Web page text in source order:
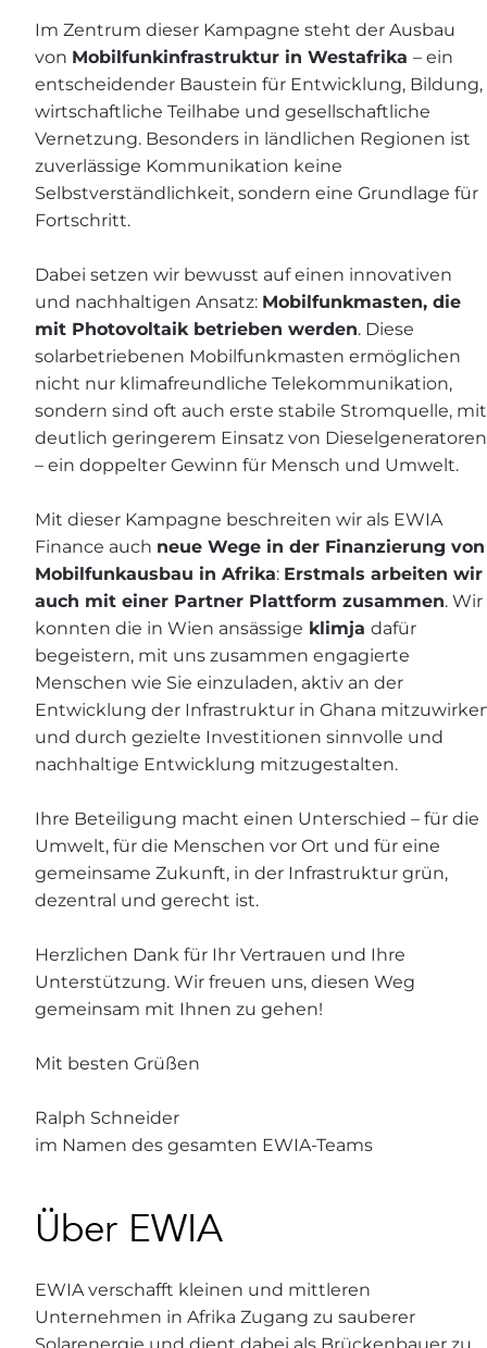
Im Zentrum dieser Kampagne steht der Ausbau
von Mobilfunkinfrastruktur in Westafrika – ein
entscheidender Baustein für Entwicklung, Bildung,
wirtschaftliche Teilhabe und gesellschaftliche
Vernetzung. Besonders in ländlichen Regionen ist
zuverlässige Kommunikation keine
Selbstverständlichkeit, sondern eine Grundlage für
Fortschritt.
Dabei setzen wir bewusst auf einen innovativen
und nachhaltigen Ansatz: Mobilfunkmasten, die
mit Photovoltaik betrieben werden. Diese
solarbetriebenen Mobilfunkmasten ermöglichen
nicht nur klimafreundliche Telekommunikation,
sondern sind oft auch erste stabile Stromquelle, mit
deutlich geringerem Einsatz von Dieselgeneratoren
– ein doppelter Gewinn für Mensch und Umwelt.
Mit dieser Kampagne beschreiten wir als EWIA
Finance auch neue Wege in der Finanzierung von
Mobilfunkausbau in Afrika: Erstmals arbeiten wir
auch mit einer Partner Plattform zusammen. Wir
konnten die in Wien ansässige klimja dafür
begeistern, mit uns zusammen engagierte
Menschen wie Sie einzuladen, aktiv an der
Entwicklung der Infrastruktur in Ghana
und durch gezielte Investitionen sinnvolle und
nachhaltige Entwicklung mitzugestalten.
Ihre Beteiligung macht einen Unterschied – für die
Umwelt, für die Menschen vor Ort und für eine
gemeinsame Zukunft, in der Infrastruktur grün,
dezentral und gerecht ist.
Herzlichen Dank für Ihr Vertrauen und Ihre
Unterstützung. Wir freuen uns, diesen Weg
gemeinsam mit Ihnen zu gehen!
Mit besten Grüßen
Ralph Schneider
im Namen des gesamten EWIA-Teams
Über EWIA
EWIA verschafft kleinen und mittleren
Unternehmen in Afrika Zugang zu sauberer